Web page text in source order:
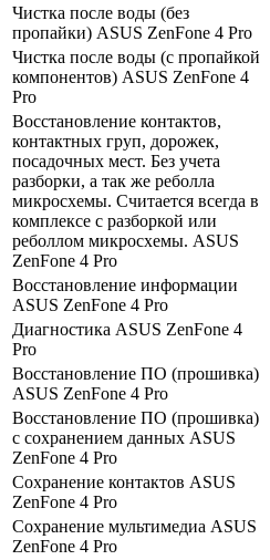
Чистка после воды (без
пропайки) ASUS ZenFone 4 Pro
Чистка после воды (с пропайкой
компонентов) ASUS ZenFone 4
Pro
Восстановление контактов,
контактных груп, дорожек,
посадочных мест. Без учета
разборки, а так же реболла
микросхемы. Считается всегда в
комплексе с разборкой или
реболлом микросхемы. ASUS
ZenFone 4 Pro
Восстановление информации
ASUS ZenFone 4 Pro
Диагностика ASUS ZenFone 4
Pro
Восстановление ПО (прошивка)
ASUS ZenFone 4 Pro
Восстановление ПО (прошивка)
с сохранением данных ASUS
ZenFone 4 Pro
Сохранение контактов ASUS
ZenFone 4 Pro
Сохранение мультимедиа ASUS
ZenFone 4 Pro